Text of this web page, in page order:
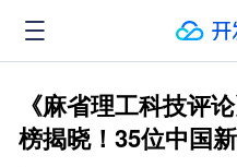
《麻省理工科技评
榜揭晓！35位中国